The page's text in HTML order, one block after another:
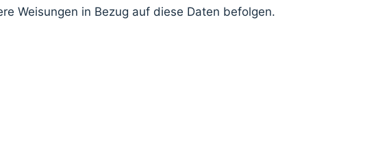
Weisungen in Bezug auf diese Daten befolgen.